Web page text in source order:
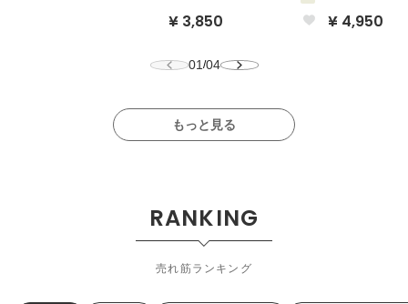
¥ 3,850 ¥ 4,950
01/04
もっと見る
RANKING
売れ筋ランキング